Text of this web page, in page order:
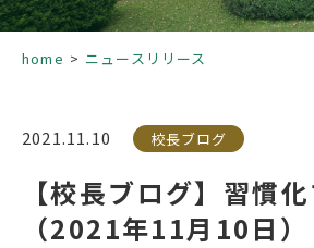
部活動
home ニュースリリース
2021.11.10 校長ブログ
【校長ブログ】習慣
（2021年11月10日）